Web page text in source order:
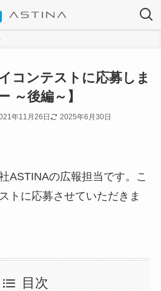
コンテストに応募しま
～後編～】
年11月26日 2025年6月30日
ASTINAの広報担当です。こ
トに応募させていただきま
目次